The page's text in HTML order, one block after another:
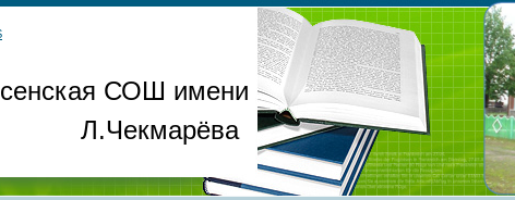
СОШ имени
Л.Чекмарёва